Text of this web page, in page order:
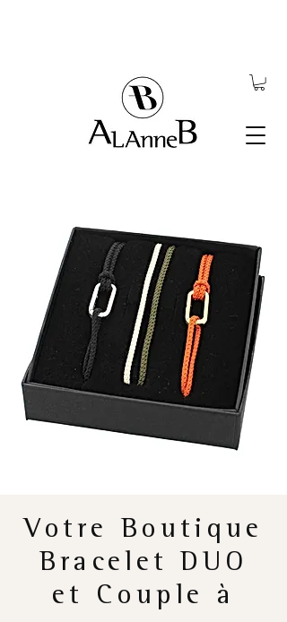
Votre Boutique
Bracelet DUO
et Couple à